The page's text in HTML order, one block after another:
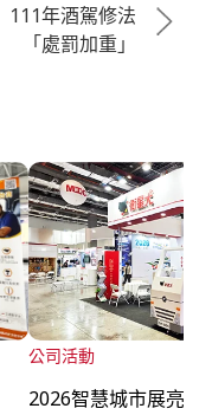
111年酒駕修法
「處罰加重」
公司活動
2026智慧城市展亮相